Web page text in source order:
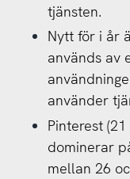
tjänsten.
Nytt för i år
används av
använder
Pinterest
dominerar
mellan 26